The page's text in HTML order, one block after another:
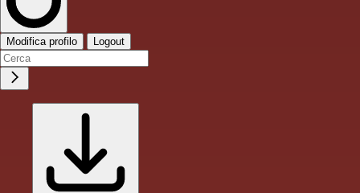
Modifica profilo Logout